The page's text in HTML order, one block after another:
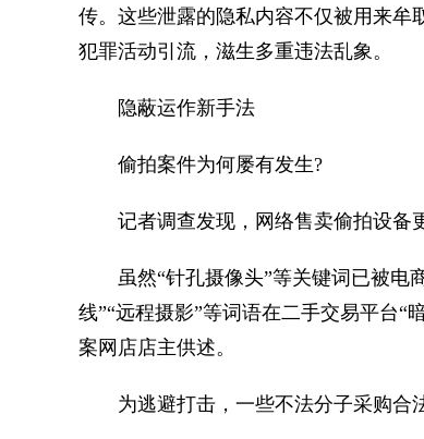
传。这些泄露的隐私内容不仅被用来牟
犯罪活动引流，滋生多重违法乱象。
隐蔽运作新手法
偷拍案件为何屡有发生?
记者调查发现，网络售卖偷拍设备更
虽然“针孔摄像头”等关键词已被电商
线”“远程摄影”等词语在二手交易平台“
案网店店主供述。
为逃避打击，一些不法分子采购合法